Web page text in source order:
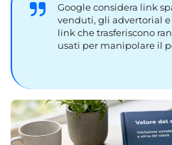
Google considera link
venduti, gli advertorial
link che trasferiscono
usati per manipolare il